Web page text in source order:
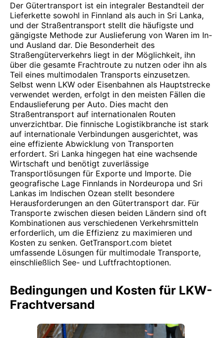
Der Gütertransport ist ein integraler Bestandteil der
Lieferkette sowohl in Finnland als auch in Sri Lanka,
und der Straßentransport stellt die häufigste und
gängigste Methode zur Auslieferung von Waren im In-
und Ausland dar. Die Besonderheit des
Straßengüterverkehrs liegt in der Möglichkeit, ihn
über die gesamte Frachtroute zu nutzen oder ihn als
Teil eines multimodalen Transports einzusetzen.
Selbst wenn LKW oder Eisenbahnen als Hauptstrecke
verwendet werden, erfolgt in den meisten Fällen die
Endauslieferung per Auto. Dies macht den
Straßentransport auf internationalen Routen
unverzichtbar. Die finnische Logistikbranche ist stark
auf internationale Verbindungen ausgerichtet, was
eine effiziente Abwicklung von Transporten
erfordert. Sri Lanka hingegen hat eine wachsende
Wirtschaft und benötigt zuverlässige
Transportlösungen für Exporte und Importe. Die
geografische Lage Finnlands in Nordeuropa und Sri
Lankas im Indischen Ozean stellt besondere
Herausforderungen an den Gütertransport dar. Für
Transporte zwischen diesen beiden Ländern sind oft
Kombinationen aus verschiedenen Verkehrsmitteln
erforderlich, um die Effizienz zu maximieren und
Kosten zu senken. GetTransport.com bietet
umfassende Lösungen für multimodale Transporte,
einschließlich See- und Luftfrachtoptionen.
Bedingungen und Kosten für LKW-
Frachtversand